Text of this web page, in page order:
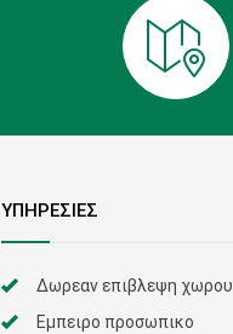
ΥΠΗΡΕΣΙΕΣ
Δωρεαν επιβλεψη χωρου
Εμπειρο προσωπικο